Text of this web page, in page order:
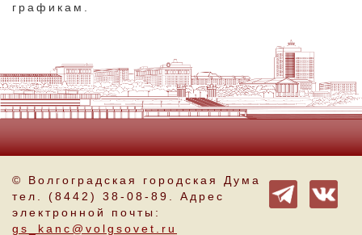
графикам.
© Волгоградская городская Дума
тел. (8442) 38-08-89. Адрес
электронной почты:
gs_kanc@volgsovet.ru